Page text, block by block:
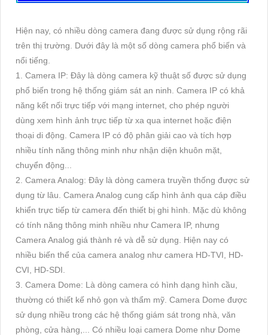
Hiện nay, có nhiều dòng camera đang được sử dụng rộng rãi
trên thị trường. Dưới đây là một số dòng camera phổ biến và
nổi tiếng.
1. Camera IP: Đây là dòng camera kỹ thuật số được sử dụng
phổ biến trong hệ thống giám sát an ninh. Camera IP có khả
năng kết nối trực tiếp với mạng internet, cho phép người
dùng xem hình ảnh trực tiếp từ xa qua internet hoặc điện
thoại di động. Camera IP có độ phân giải cao và tích hợp
nhiều tính năng thông minh như nhận diện khuôn mặt,
chuyển động...
2. Camera Analog: Đây là dòng camera truyền thống được sử
dụng từ lâu. Camera Analog cung cấp hình ảnh qua cáp điều
khiển trực tiếp từ camera đến thiết bị ghi hình. Mặc dù không
có tính năng thông minh nhiều như Camera IP, nhưng
Camera Analog giá thành rẻ và dễ sử dụng. Hiện nay có
nhiều biến thể của camera analog như camera HD-TVI, HD-
CVI, HD-SDI.
3. Camera Dome: Là dòng camera có hình dạng hình cầu,
thường có thiết kế nhỏ gọn và thẩm mỹ. Camera Dome được
sử dụng nhiều trong các hệ thống giám sát trong nhà, văn
phòng, cửa hàng,... Có nhiều loại camera Dome như Dome